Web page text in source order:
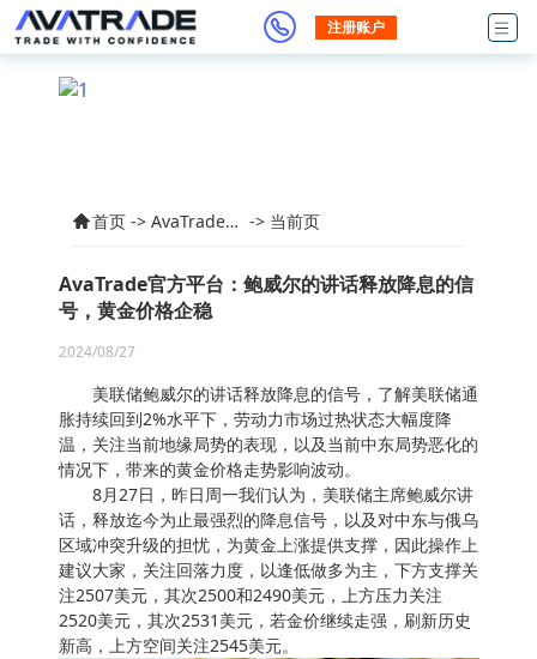
注册账户
首页 -> AvaTrade交 -> 当前页
AvaTrade官方平台：鲍威尔的讲话释放降息的信
号，黄金价格企稳
2024/08/27
美联储鲍威尔的讲话释放降息的信号，了解美联储通
胀持续回到2%水平下，劳动力市场过热状态大幅度降
温，关注当前地缘局势的表现，以及当前中东局势恶化的
情况下，带来的黄金价格走势影响波动。
8月27日，昨日周一我们认为，美联储主席鲍威尔讲
话，释放迄今为止最强烈的降息信号，以及对中东与俄乌
区域冲突升级的担忧，为黄金上涨提供支撑，因此操作上
建议大家，关注回落力度，以逢低做多为主，下方支撑关
注2507美元，其次2500和2490美元，上方压力关注
2520美元，其次2531美元，若金价继续走强，刷新历史
新高，上方空间关注2545美元。